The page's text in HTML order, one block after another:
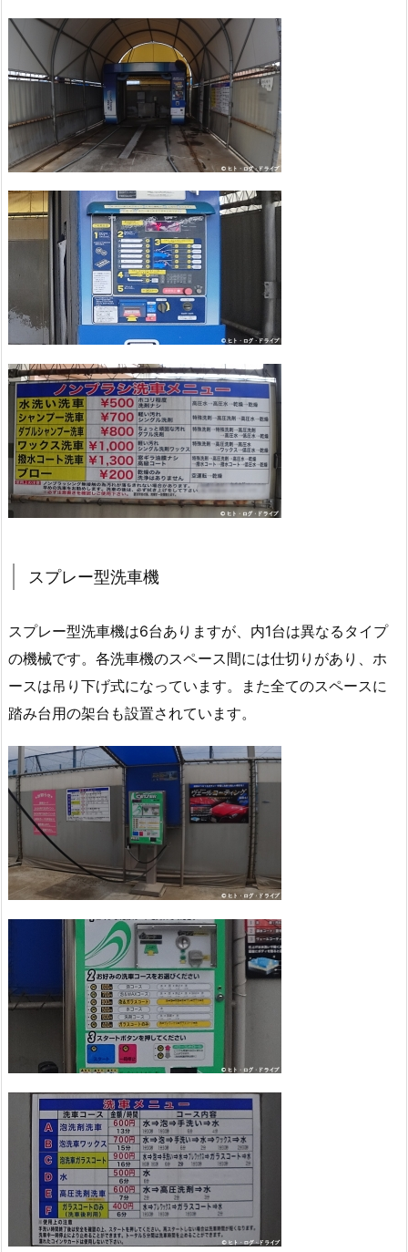
スプレー型洗車機
スプレー型洗車機は6台ありますが、内1台は異なるタイプ
の機械です。各洗車機のスペース間には仕切りがあり、ホ
ースは吊り下げ式になっています。また全てのスペースに
踏み台用の架台も設置されています。